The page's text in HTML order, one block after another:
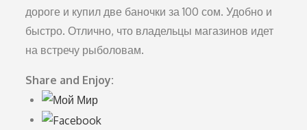
дороге и купил две баночки за 100 сом. Удобно и
быстро. Отлично, что владельцы магазинов идет
на встречу рыболовам.
Share and Enjoy: